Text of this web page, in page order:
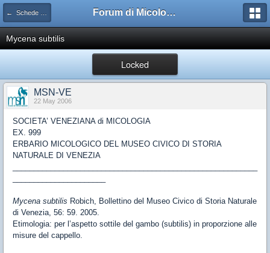
← Schede di Micologia - Società Veneziana di Micologia Forum di Micologia AMB Gruppo di Muggia e del Carso
Mycena subtilis
Locked
MSN-VE
22 May 2006
SOCIETA’ VENEZIANA di MICOLOGIA
EX. 999
ERBARIO MICOLOGICO DEL MUSEO CIVICO DI STORIA
NATURALE DI VENEZIA
Mycena subtilis Robich, Bollettino del Museo Civico di Storia Naturale
di Venezia, 56: 59. 2005.
Etimologia: per l’aspetto sottile del gambo (subtilis) in proporzione alle
misure del cappello.